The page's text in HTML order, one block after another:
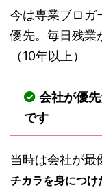
今は専業ブロガ
優先。毎日残業
（10年以上）
会社が優
です
当時は会社が最
チカラを身につけ